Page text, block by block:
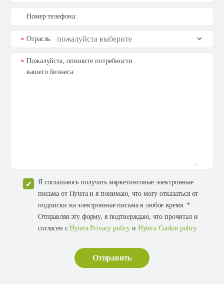
Номер телефона:
Отрасль:
*
Пожалуйста, опишите потребности
вашего бизнеса:
*
Я соглашаюсь получать маркетинговые электронные
письма от Hytera и я понимаю, что могу отказаться от
подписки на электронные письма в любое время. *
Отправляя эту форму, я подтверждаю, что прочитал и
согласен сHytera Privacy policy и Hytera Cookie policy